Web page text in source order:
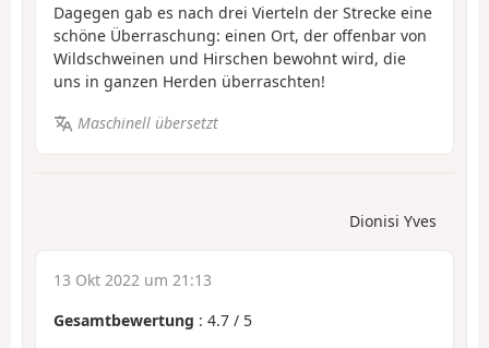
Dagegen gab es nach drei Vierteln der Strecke eine
schöne Überraschung: einen Ort, der offenbar von
Wildschweinen und Hirschen bewohnt wird, die
uns in ganzen Herden überraschten!
Maschinell übersetzt
Dionisi Yves
13 Okt 2022 um 21:13
Gesamtbewertung : 4.7 / 5